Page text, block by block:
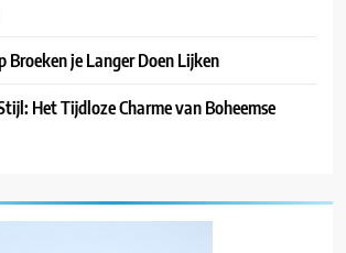
Broeken je Langer Doen Lijken
Het Tijdloze Charme van Boheemse